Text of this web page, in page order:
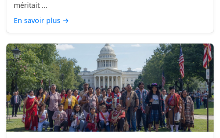
méritait ...
En savoir plus →